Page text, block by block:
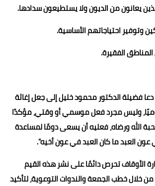
يعانون من الديون ولا يستطيعون سدادها.
وتوفير احتياجاتهم الأساسية.
الفقيرة.
فضيلة الدكتور محمود خليل إلى جعل إغاثة
وليس مجرد فعل موسمي أو وقتي، مؤكدًا
الله ورضاه، فعليه أن يسعى دومًا لمساعدة
عون العبد ما كان العبد في عون أخيه".
الأوقاف تحرص دائمًا على نشر هذه القيم
خلال خطب الجمعة والندوات التوعوية، لتأكيد